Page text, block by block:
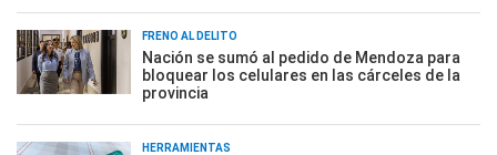
FRENO AL DELITO
Nación se sumó al pedido de Mendoza para
bloquear los celulares en las cárceles de la
provincia
HERRAMIENTAS